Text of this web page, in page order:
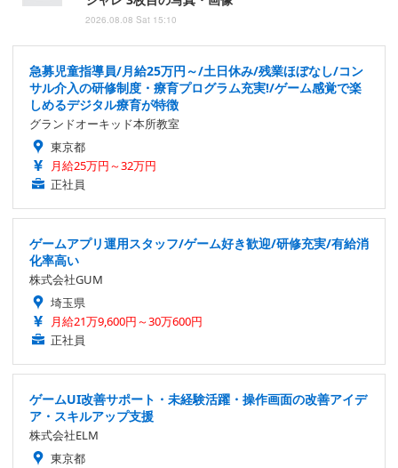
2026.08.08 Sat 15:10
急募児童指導員/月給25万円～/土日休み/残業ほぼなし/コン
サル介入の研修制度・療育プログラム充実!/ゲーム感覚で楽
しめるデジタル療育が特徴
グランドオーキッド本所教室
東京都
月給25万円～32万円
正社員
ゲームアプリ運用スタッフ/ゲーム好き歓迎/研修充実/有給消
化率高い
株式会社GUM
埼玉県
月給21万9,600円～30万600円
正社員
ゲームUI改善サポート・未経験活躍・操作画面の改善アイデ
ア・スキルアップ支援
株式会社ELM
東京都